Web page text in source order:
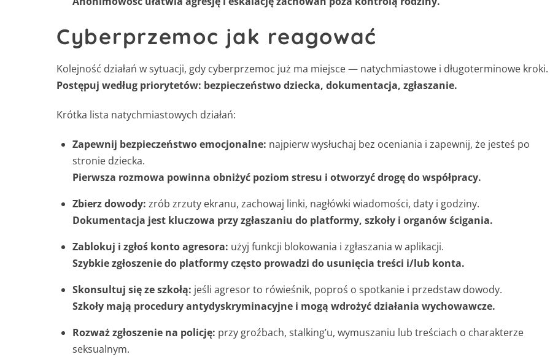
Cyberprzemoc jak reagować
Kolejność działań w sytuacji, gdy cyberprzemoc już ma miejsce — natychmiastowe i długoterminowe kroki.
Postępuj według priorytetów: bezpieczeństwo dziecka, dokumentacja, zgłaszanie.
Krótka lista natychmiastowych działań:
Zapewnij bezpieczeństwo emocjonalne: najpierw wysłuchaj bez oceniania i zapewnij, że jesteś po
stronie dziecka.
Pierwsza rozmowa powinna obniżyć poziom stresu i otworzyć drogę do współpracy.
Zbierz dowody: zrób zrzuty ekranu, zachowaj linki, nagłówki wiadomości, daty i godziny.
Dokumentacja jest kluczowa przy zgłaszaniu do platformy, szkoły i organów ścigania.
Zablokuj i zgłoś konto agresora: użyj funkcji blokowania i zgłaszania w aplikacji.
Szybkie zgłoszenie do platformy często prowadzi do usunięcia treści i/lub konta.
Skonsultuj się ze szkołą: jeśli agresor to rówieśnik, poproś o spotkanie i przedstaw dowody.
Szkoły mają procedury antydyskryminacyjne i mogą wdrożyć działania wychowawcze.
Rozważ zgłoszenie na policję: przy groźbach, stalking’u, wymuszaniu lub treściach o charakterze
seksualnym.